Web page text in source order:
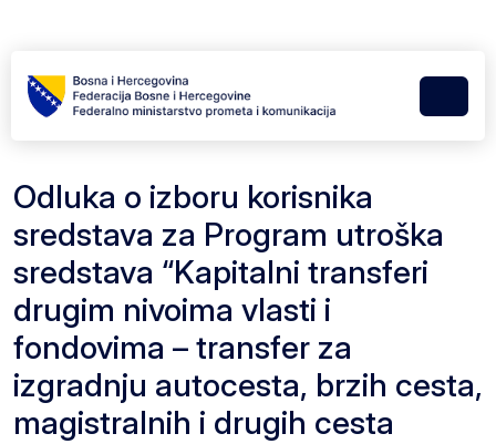
Menu
Odluka o izboru korisnika
sredstava za Program utroška
sredstava “Kapitalni transferi
drugim nivoima vlasti i
fondovima – transfer za
izgradnju autocesta, brzih cesta,
magistralnih i drugih cesta